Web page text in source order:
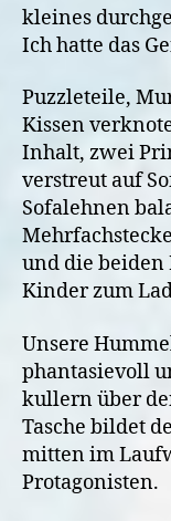
kleines
Ich hatte das
Puzzleteile,
Kissen
Inhalt, zwei
verstreut auf
Sofalehnen
und die beiden
Kinder zum
Unsere
phantasievoll
kullern über
Tasche bildet
mitten im
Protagonisten.